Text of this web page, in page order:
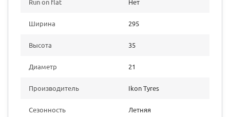
Ширина 295
Высота 35
Диаметр 21
Производитель Ikon Tyres
Сезонность Летняя